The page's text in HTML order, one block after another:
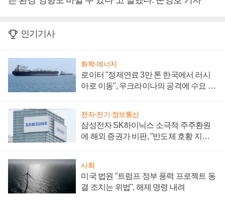
인기기사
화학·에너지
로이터 "정제연료 3만 톤 한국에서 러시
아로 이동", 우크라이나의 공격에 수요 늘
전자·전기·정보통신
삼성전자 SK하이닉스 소극적 주주환원
에 해외 증권가 비판, "반도체 호황 지속
사회
미국 법원 "트럼프 정부 풍력 프로젝트 동
결 조치는 위법", 해제 명령 내려